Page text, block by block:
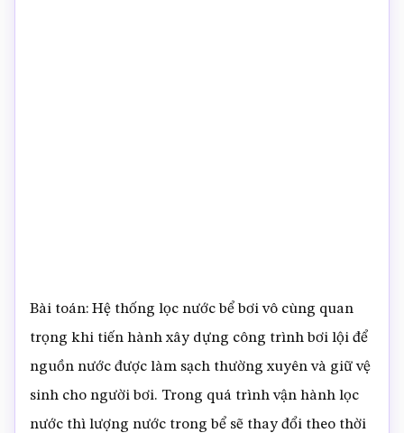
Bài toán: Hệ thống lọc nước bể bơi vô cùng quan
trọng khi tiến hành xây dựng công trình bơi lội để
nguồn nước được làm sạch thường xuyên và giữ vệ
sinh cho người bơi. Trong quá trình vận hành lọc
nước thì lượng nước trong bể sẽ thay đổi theo thời